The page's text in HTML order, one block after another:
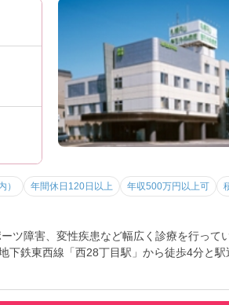
） 年間休日120日以上 年収500万円以上可
ツ障害、変性疾患など幅広く診療を行って
下鉄東西線「西28丁目駅」から徒歩4分と駅